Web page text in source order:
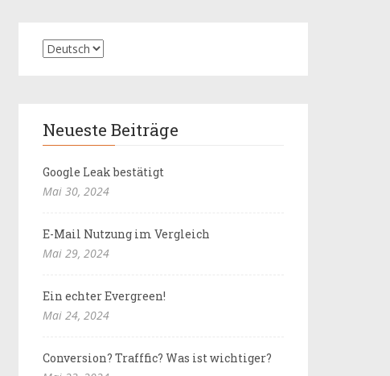
Neueste Beiträge
Google Leak bestätigt
Mai 30, 2024
E-Mail Nutzung im Vergleich
Mai 29, 2024
Ein echter Evergreen!
Mai 24, 2024
Conversion? Trafffic? Was ist wichtiger?